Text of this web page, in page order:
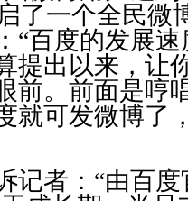
了一个全民微
“百度的发展
提出以来，让
前。前面是哼
就可发微博了
记者：“由百